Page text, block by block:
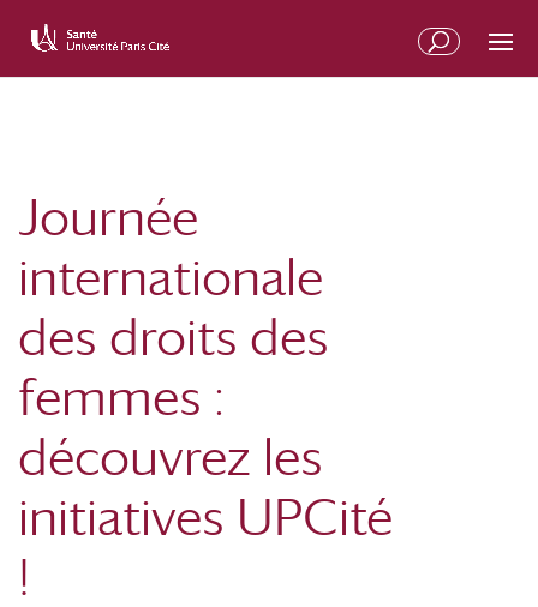
Journée
internationale
des droits des
femmes :
découvrez les
initiatives UPCité
!